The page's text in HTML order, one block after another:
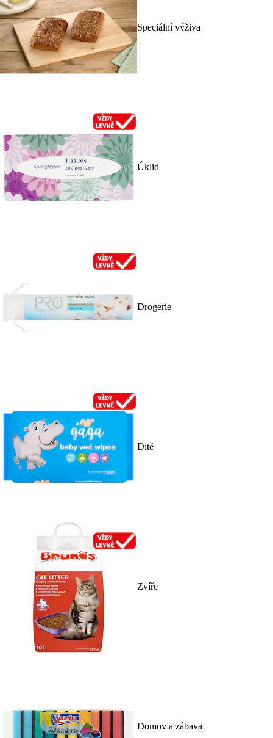
Speciální výživa
Úklid
Drogerie
Dítě
Zvíře
Domov a zábava